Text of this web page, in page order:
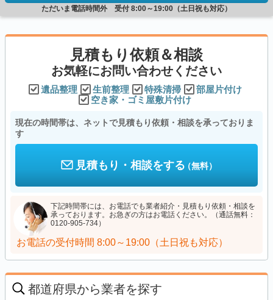
ただいま電話時間外 受付 8:00～19:00（土日祝も対応）
見積もり依頼＆相談
お気軽にお問い合わせください
遺品整理 生前整理 特殊清掃
部屋片付け
空き家・ゴミ屋敷片付け
現在の時間帯は、ネットで見積もり依頼・相談を承っておりま
す
見積もり・相談をする（無料）
下記時間帯には、お電話でも業者紹介・見積もり依頼・相談を
承っております。お急ぎの方はお電話ください。（通話無料：
0120-905-734）
お電話の受付時間 8:00～19:00（土日祝も対応）
都道府県から業者を探す